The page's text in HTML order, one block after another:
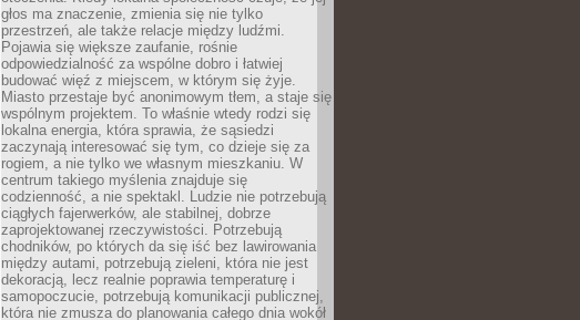
głos ma znaczenie, zmienia się nie tylko
przestrzeń, ale także relacje między ludźmi.
Pojawia się większe zaufanie, rośnie
odpowiedzialność za wspólne dobro i łatwiej
budować więź z miejscem, w którym się żyje.
Miasto przestaje być anonimowym tłem, a staje się
wspólnym projektem. To właśnie wtedy rodzi się
lokalna energia, która sprawia, że sąsiedzi
zaczynają interesować się tym, co dzieje się za
rogiem, a nie tylko we własnym mieszkaniu. W
centrum takiego myślenia znajduje się
codzienność, a nie spektakl. Ludzie nie potrzebują
ciągłych fajerwerków, ale stabilnej, dobrze
zaprojektowanej rzeczywistości. Potrzebują
chodników, po których da się iść bez lawirowania
między autami, potrzebują zieleni, która nie jest
dekoracją, lecz realnie poprawia temperaturę i
samopoczucie, potrzebują komunikacji publicznej,
która nie zmusza do planowania całego dnia wokół